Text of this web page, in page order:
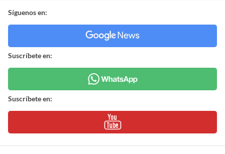
Síguenos en:
Suscríbete en:
Suscríbete en: